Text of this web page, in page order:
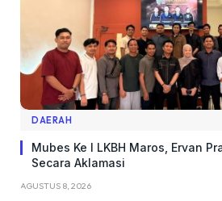
DAERAH
Mubes Ke I LKBH Maros, Ervan
Secara Aklamasi
AGUSTUS 8, 2026